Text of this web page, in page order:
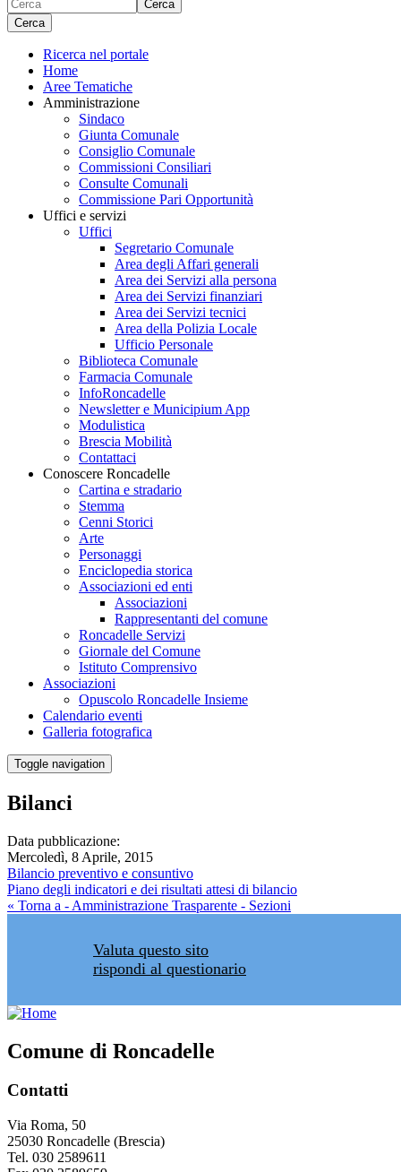
Cerca
Cerca
Ricerca nel portale
Home
Aree Tematiche
Amministrazione
Sindaco
Giunta Comunale
Consiglio Comunale
Commissioni Consiliari
Consulte Comunali
Commissione Pari Opportunità
Uffici e servizi
Uffici
Segretario Comunale
Area degli Affari generali
Area dei Servizi alla persona
Area dei Servizi finanziari
Area dei Servizi tecnici
Area della Polizia Locale
Ufficio Personale
Biblioteca Comunale
Farmacia Comunale
InfoRoncadelle
Newsletter e Municipium App
Modulistica
Brescia Mobilità
Contattaci
Conoscere Roncadelle
Cartina e stradario
Stemma
Cenni Storici
Arte
Personaggi
Enciclopedia storica
Associazioni ed enti
Associazioni
Rappresentanti del comune
Roncadelle Servizi
Giornale del Comune
Istituto Comprensivo
Associazioni
Opuscolo Roncadelle Insieme
Calendario eventi
Galleria fotografica
Toggle navigation
Bilanci
Data pubblicazione:
Mercoledì, 8 Aprile, 2015
Bilancio preventivo e consuntivo
Piano degli indicatori e dei risultati attesi di bilancio
« Torna a - Amministrazione Trasparente - Sezioni
Valuta questo sito
rispondi al questionario
Comune di Roncadelle
Contatti
Via Roma, 50
25030 Roncadelle (Brescia)
Tel. 030 2589611